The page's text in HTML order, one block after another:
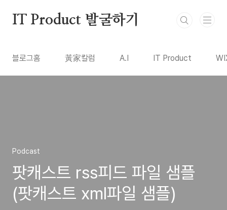
IT Product 발굴하기
블로그홈 黃家칼럼 A.I IT Product
Podcast
팟캐스트 rss피드 파일 샘플
(팟캐스트 xml파일 샘플)